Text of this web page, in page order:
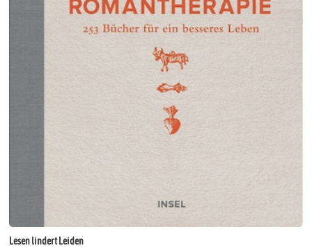
Lesen lindert Leiden